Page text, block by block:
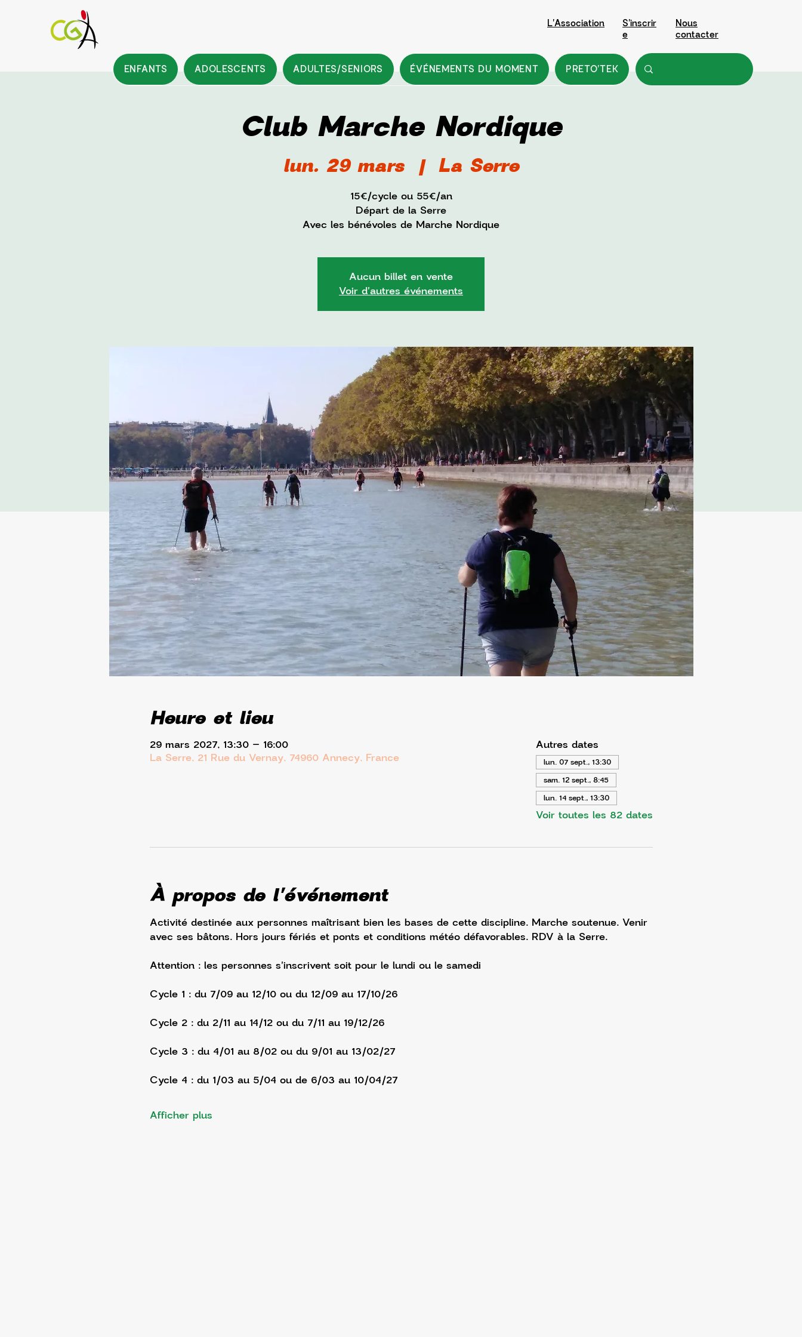
L'Association S'inscrir
e
Nous
contacter
ENFANTS
ADOLESCENTS ADULTES/SENIORS ÉVÉNEMENTS DU MOMENT PRETO'TEK
Club Marche Nordique
lun. 29 mars
  |
La Serre
15€/cycle ou 55€/an
Départ de la Serre
Avec les bénévoles de Marche Nordique
Aucun billet en vente
Voir d'autres événements
Heure et lieu
29 mars 2027, 13:30 – 16:00
La Serre, 21 Rue du Vernay, 74960 Annecy, France
Autres dates
lun. 07 sept., 13:30
sam. 12 sept., 8:45
lun. 14 sept., 13:30
Voir toutes les 82 dates
À propos de l'événement
Activité destinée aux personnes maîtrisant bien les bases de cette discipline. Marche soutenue. Venir
avec ses bâtons. Hors jours fériés et ponts et conditions météo défavorables. RDV à la Serre.
Attention : les personnes s'inscrivent soit pour le lundi ou le samedi
Cycle 1 : du 7/09 au 12/10 ou du 12/09 au 17/10/26
Cycle 2 : du 2/11 au 14/12 ou du 7/11 au 19/12/26
Cycle 3 : du 4/01 au 8/02 ou du 9/01 au 13/02/27
Cycle 4 : du 1/03 au 5/04 ou de 6/03 au 10/04/27
Afficher plus